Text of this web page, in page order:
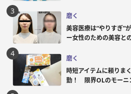
磨く
美容医療は“やりすぎ
ー女性のための美容と
磨く
時短アイテムに頼りま
勤！ 限界OLのモーニ